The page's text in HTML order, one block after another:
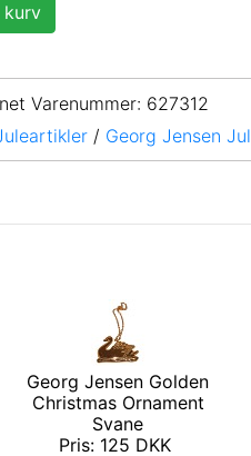
Varenummer: 627312
/ Georg Jensen Jul
Georg Jensen Golden
Christmas Ornament
Svane
Pris: 125 DKK